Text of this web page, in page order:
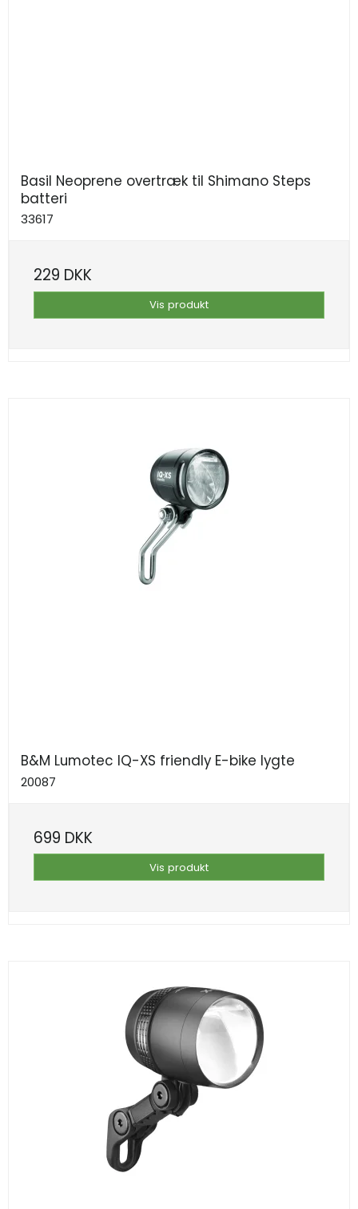
Basil Neoprene overtræk til Shimano Steps
batteri
33617
229 DKK
Vis produkt
B&M Lumotec IQ-XS friendly E-bike lygte
20087
699 DKK
Vis produkt